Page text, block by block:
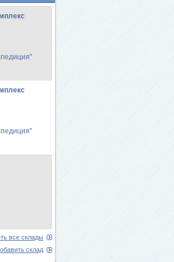
все склады
склад